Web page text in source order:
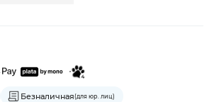
Безналичная(для юр. лиц)